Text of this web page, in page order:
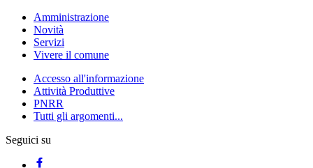
Amministrazione
Novità
Servizi
Vivere il comune
Accesso all'informazione
Attività Produttive
PNRR
Tutti gli argomenti...
Seguici su